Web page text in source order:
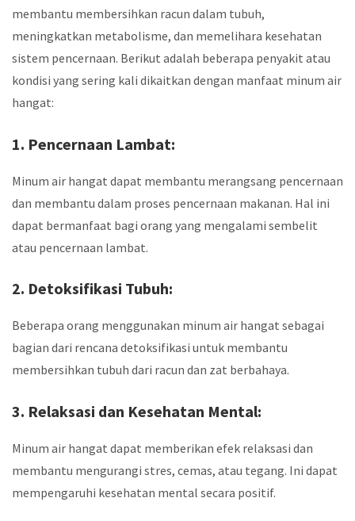
membantu membersihkan racun dalam tubuh,
meningkatkan metabolisme, dan memelihara kesehatan
sistem pencernaan. Berikut adalah beberapa penyakit atau
kondisi yang sering kali dikaitkan dengan manfaat minum air
hangat:
1. Pencernaan Lambat:
Minum air hangat dapat membantu merangsang pencernaan
dan membantu dalam proses pencernaan makanan. Hal ini
dapat bermanfaat bagi orang yang mengalami sembelit
atau pencernaan lambat.
2. Detoksifikasi Tubuh:
Beberapa orang menggunakan minum air hangat sebagai
bagian dari rencana detoksifikasi untuk membantu
membersihkan tubuh dari racun dan zat berbahaya.
3. Relaksasi dan Kesehatan Mental:
Minum air hangat dapat memberikan efek relaksasi dan
membantu mengurangi stres, cemas, atau tegang. Ini dapat
mempengaruhi kesehatan mental secara positif.